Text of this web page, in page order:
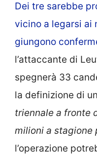
Dei tre sarebbe
vicino a legarsi ai
giungono
l’attaccante di
spegnerà 33
la definizione di
triennale a fronte
milioni a stagione
l’operazione